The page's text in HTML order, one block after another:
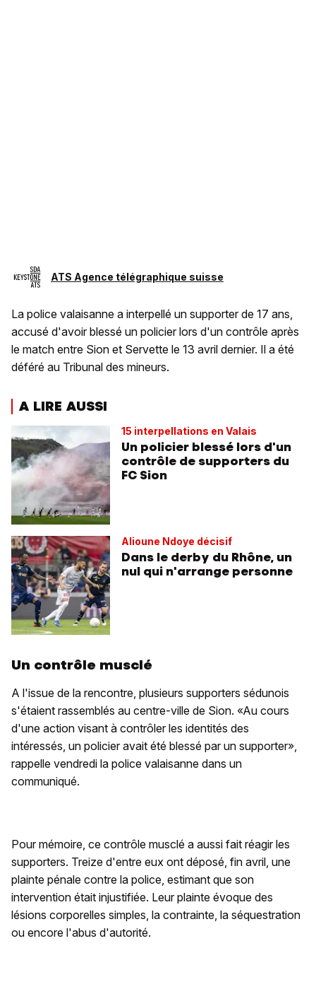
ATS Agence télégraphique suisse
La police valaisanne a interpellé un supporter de 17 ans,
accusé d'avoir blessé un policier lors d'un contrôle après
le match entre Sion et Servette le 13 avril dernier. Il a été
déféré au Tribunal des mineurs.
A LIRE AUSSI
15 interpellations en Valais
Un policier blessé lors d'un
contrôle de supporters du
FC Sion
Alioune Ndoye décisif
Dans le derby du Rhône, un
nul qui n'arrange personne
Un contrôle musclé
A l'issue de la rencontre, plusieurs supporters sédunois
s'étaient rassemblés au centre-ville de Sion. «Au cours
d'une action visant à contrôler les identités des
intéressés, un policier avait été blessé par un supporter»,
rappelle vendredi la police valaisanne dans un
communiqué.
Pour mémoire, ce contrôle musclé a aussi fait réagir les
supporters. Treize d'entre eux ont déposé, fin avril, une
plainte pénale contre la police, estimant que son
intervention était injustifiée. Leur plainte évoque des
lésions corporelles simples, la contrainte, la séquestration
ou encore l'abus d'autorité.